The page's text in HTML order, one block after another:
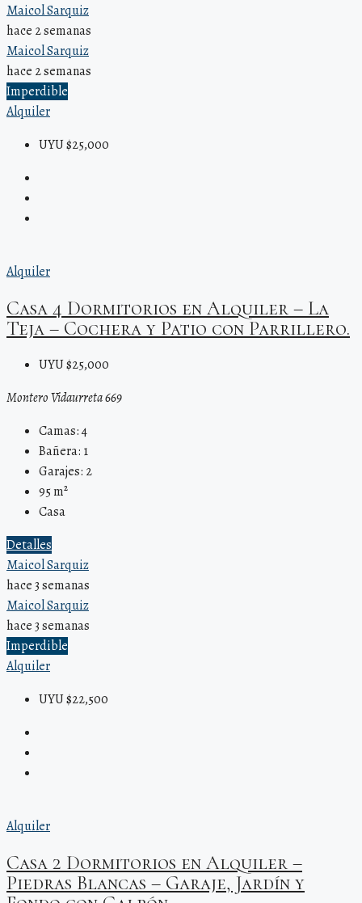
Maicol Sarquiz
hace 2 semanas
Maicol Sarquiz
hace 2 semanas
Imperdible
Alquiler
UYU $25,000
Alquiler
Casa 4 Dormitorios en Alquiler – La
Teja – Cochera y Patio con Parrillero.
UYU $25,000
Montero Vidaurreta 669
Camas:4
Bañera: 1
Garajes: 2
95m²
Casa
Detalles
Maicol Sarquiz
hace 3 semanas
Maicol Sarquiz
hace 3 semanas
Imperdible
Alquiler
UYU $22,500
Alquiler
Casa 2 Dormitorios en Alquiler –
Piedras Blancas – Garaje, Jardín y